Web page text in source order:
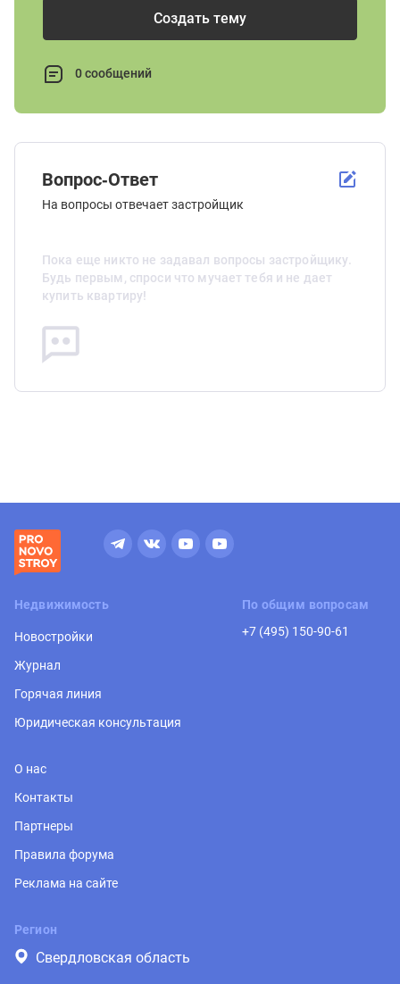
Создать тему
0 сообщений
Вопрос-Ответ
На вопросы отвечает застройщик
Пока еще никто не задавал вопросы застройщику.
Будь первым, спроси что мучает тебя и не дает
купить квартиру!
Недвижимость
Новостройки
Журнал
Горячая линия
Юридическая консультация
По общим вопросам
+7 (495) 150-90-61
О нас
Контакты
Партнеры
Правила форума
Реклама на сайте
Регион
Свердловская область